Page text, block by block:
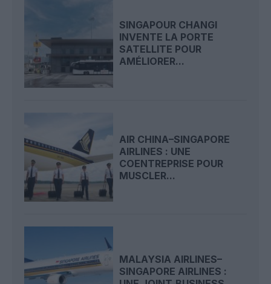
SINGAPOUR CHANGI
INVENTE LA PORTE
SATELLITE POUR
AMÉLIORER...
AIR CHINA–SINGAPORE
AIRLINES : UNE
COENTREPRISE POUR
MUSCLER...
MALAYSIA AIRLINES–
SINGAPORE AIRLINES :